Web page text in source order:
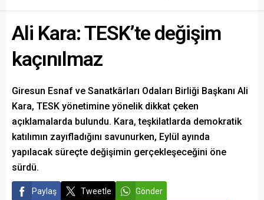
Ali Kara: TESK’te değişim
kaçınılmaz
Giresun Esnaf ve Sanatkârları Odaları Birliği Başkanı Ali
Kara, TESK yönetimine yönelik dikkat çeken
açıklamalarda bulundu. Kara, teşkilatlarda demokratik
katılımın zayıfladığını savunurken, Eylül ayında
yapılacak süreçte değişimin gerçekleşeceğini öne
sürdü.
Paylaş Tweetle Gönder